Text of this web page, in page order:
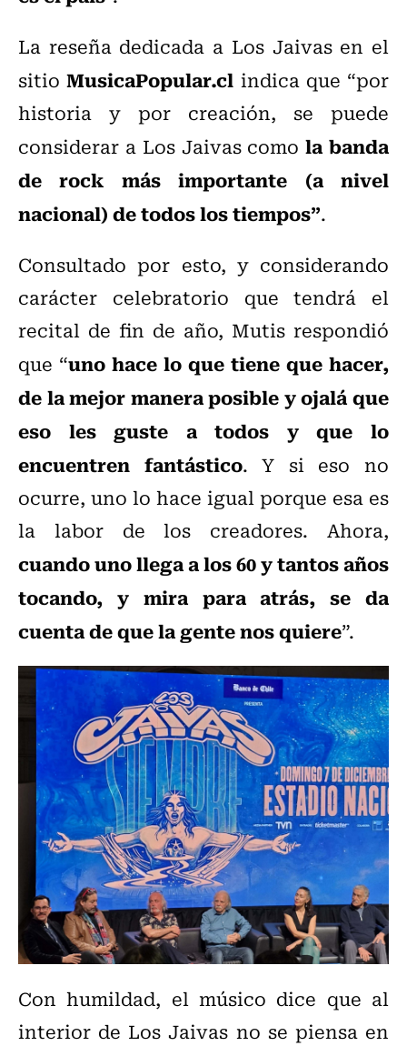
La reseña dedicada a Los Jaivas en el
sitioMusicaPopular.cl indica que “por
historia y por creación, se puede
considerar a Los Jaivas como la banda
de rock más importante (a nivel
nacional) de todos los tiempos”.
Consultado por esto, y considerando
carácter celebratorio que tendrá el
recital de fin de año, Mutis respondió
que “uno hace lo que tiene que hacer,
de la mejor manera posible y ojalá que
eso les guste a todos y que lo
encuentren fantástico. Y si eso no
ocurre, uno lo hace igual porque esa es
la labor de los creadores. Ahora,
cuando uno llega a los 60 y tantos años
tocando, y mira para atrás, se da
cuenta de que la gente nos quiere”.
Con humildad, el músico dice que al
interior de Los Jaivas no se piensa en